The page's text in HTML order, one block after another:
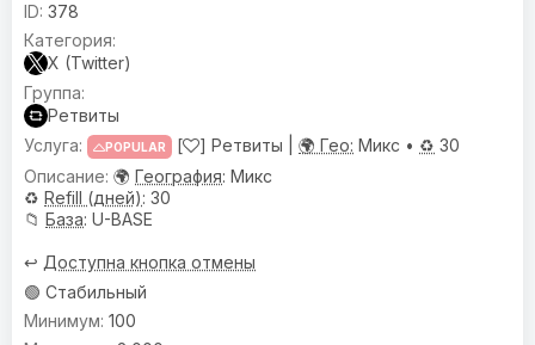
378
X (Twitter)
Ретвиты
POPULAR [ ] Ретвиты | 🌍 Гео: Микс • ♻️ 30
🌍 География: Микс
♻️ Refill (дней): 30
📁 База: U-BASE
↩️ Доступна кнопка отмены
🟢 Стабильный
100